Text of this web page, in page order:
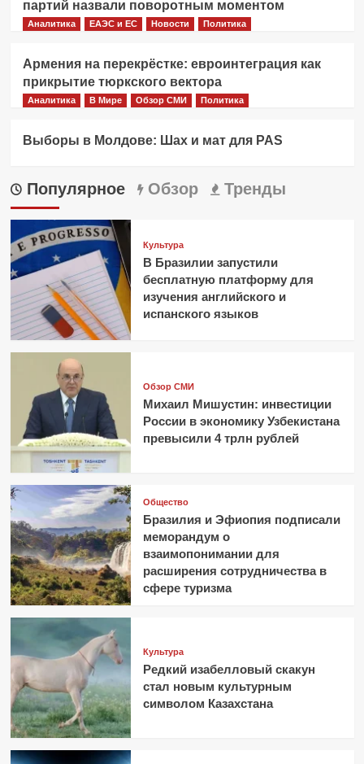
партий назвали поворотным моментом
Аналитика ЕАЭС и ЕС Новости Политика
Армения на перекрёстке: евроинтеграция как
прикрытие тюркского вектора
Аналитика В Мире Обзор СМИ Политика
Выборы в Молдове: Шах и мат для PAS
Популярное Обзор Тренды
Культура
В Бразилии запустили
бесплатную платформу для
изучения английского и
испанского языков
Обзор СМИ
Михаил Мишустин: инвестиции
России в экономику Узбекистана
превысили 4 трлн рублей
Общество
Бразилия и Эфиопия подписали
меморандум о
взаимопонимании для
расширения сотрудничества в
сфере туризма
Культура
Редкий изабелловый скакун
стал новым культурным
символом Казахстана